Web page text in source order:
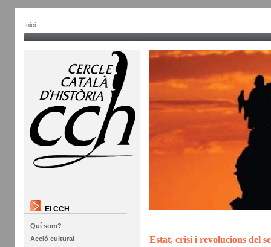
Inici
El CCH
Quí som?
Acció cultural
Estat, crisi i revolucions del